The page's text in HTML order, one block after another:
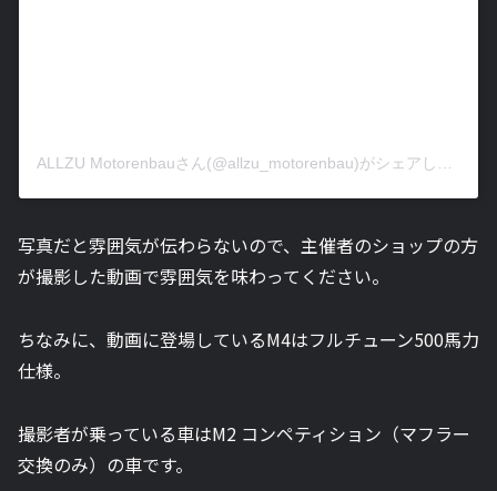
写真だと雰囲気が伝わらないので、主催者のショップの方
が撮影した動画で雰囲気を味わってください。
ちなみに、動画に登場しているM4はフルチューン500馬力
仕様。
撮影者が乗っている車はM2 コンペティション（マフラー
交換のみ）の車です。